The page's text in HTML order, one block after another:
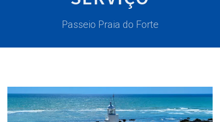
Passeio Praia do Forte